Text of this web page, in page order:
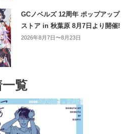
GCノベルズ 12周年 ポップアップ
ストア in 秋葉原 8月7日より開催!
2026年8月7日〜8月23日
覧